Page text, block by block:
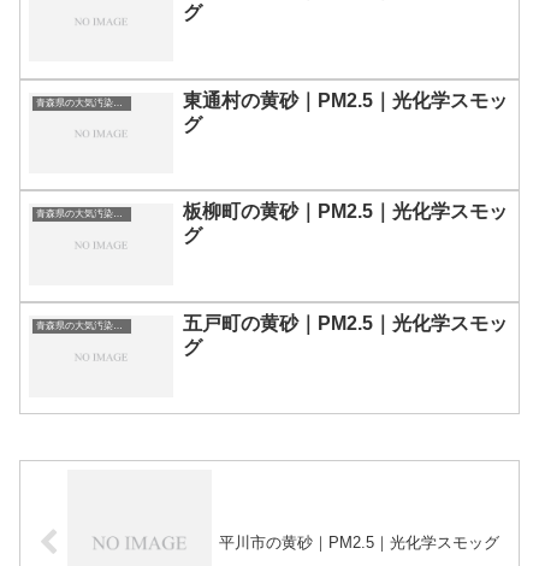
グ
青森県の大気汚染・PM2.5・黄砂・エアロゾルの数値
東通村の黄砂｜PM2.5｜光化学スモッ
グ
青森県の大気汚染・PM2.5・黄砂・エアロゾルの数値
板柳町の黄砂｜PM2.5｜光化学スモッ
グ
青森県の大気汚染・PM2.5・黄砂・エアロゾルの数値
五戸町の黄砂｜PM2.5｜光化学スモッ
グ
平川市の黄砂｜PM2.5｜光化学スモッグ